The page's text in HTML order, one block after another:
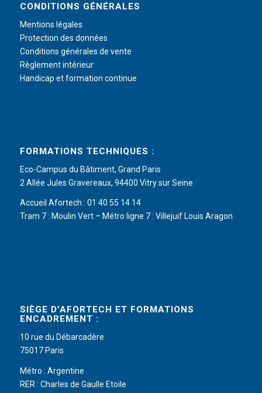
CONDITIONS GÉNÉRALES
Mentions légales
Protection des données
Conditions générales de vente
Règlement intérieur
Handicap et formation continue
FORMATIONS TECHNIQUES :
Eco-Campus du Bâtiment, Grand Paris
2 Allée Jules Gravereaux, 94400 Vitry sur Seine
Accueil Afortech : 01 40 55 14 14
Tram 7 : Moulin Vert – Métro ligne 7 : Villejuif Louis Aragon
SIÈGE D’AFORTECH ET FORMATIONS
ENCADREMENT :
10 rue du Débarcadère
75017 Paris
Métro : Argentine
RER : Charles de Gaulle Etoile